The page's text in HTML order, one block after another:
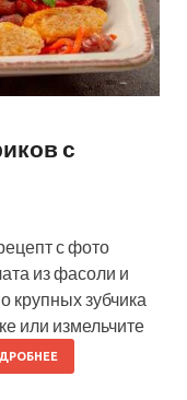
с
с фото
из фасоли и
крупных зубчика
или измельчите